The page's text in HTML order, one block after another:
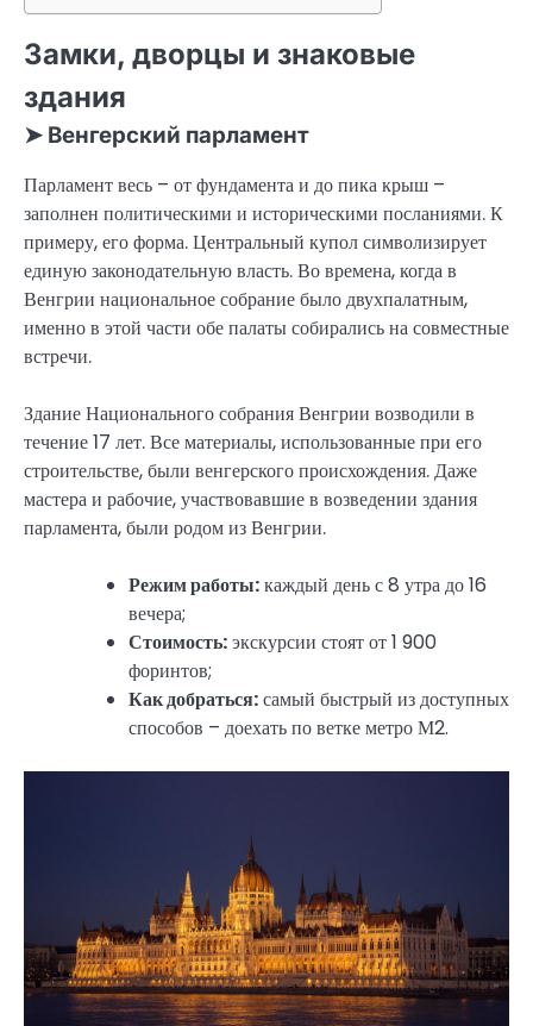
Замки, дворцы и знаковые
здания
➤ Венгерский парламент
Парламент весь – от фундамента и до пика крыш –
заполнен политическими и историческими посланиями. К
примеру, его форма. Центральный купол символизирует
единую законодательную власть. Во времена, когда в
Венгрии национальное собрание было двухпалатным,
именно в этой части обе палаты собирались на совместные
встречи.
Здание Национального собрания Венгрии возводили в
течение 17 лет. Все материалы, использованные при его
строительстве, были венгерского происхождения. Даже
мастера и рабочие, участвовавшие в возведении здания
парламента, были родом из Венгрии.
Режим работы:каждый день с 8 утра до 16
вечера;
Стоимость:экскурсии стоят от 1 900
форинтов;
Как добраться:самый быстрый из доступных
способов – доехать по ветке метро М2.